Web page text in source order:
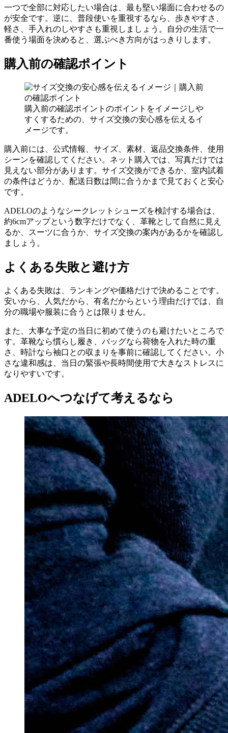
一つで全部に対応したい場合は、最も堅い場面に合わせるの
が安全です。逆に、普段使いを重視するなら、歩きやすさ、
軽さ、手入れのしやすさも重視しましょう。自分の生活で一
番使う場面を決めると、選ぶべき方向がはっきりします。
購入前の確認ポイント
購入前の確認ポイントのポイントをイメージしや
すくするための、サイズ交換の安心感を伝えるイ
メージです。
購入前には、公式情報、サイズ、素材、返品交換条件、使用
シーンを確認してください。ネット購入では、写真だけでは
見えない部分があります。サイズ交換ができるか、室内試着
の条件はどうか、配送日数は間に合うかまで見ておくと安心
です。
ADELOのようなシークレットシューズを検討する場合は、
約6cmアップという数字だけでなく、革靴として自然に見え
るか、スーツに合うか、サイズ交換の案内があるかを確認し
ましょう。
よくある失敗と避け方
よくある失敗は、ランキングや価格だけで決めることです。
安いから、人気だから、有名だからという理由だけでは、自
分の職場や服装に合うとは限りません。
また、大事な予定の当日に初めて使うのも避けたいところで
す。革靴なら慣らし履き、バッグなら荷物を入れた時の重
さ、時計なら袖口との収まりを事前に確認してください。小
さな違和感は、当日の緊張や長時間使用で大きなストレスに
なりやすいです。
ADELOへつなげて考えるなら